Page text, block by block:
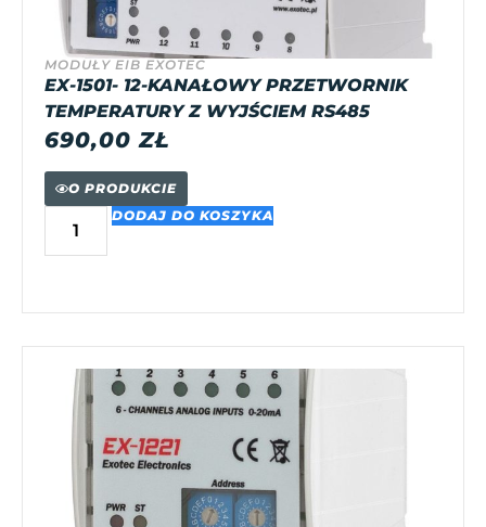
MODUŁY EIB EXOTEC
EX-1501- 12-KANAŁOWY PRZETWORNIK
TEMPERATURY Z WYJŚCIEM RS485
690,00ZŁ
O PRODUKCIE
DODAJ DO KOSZYKA